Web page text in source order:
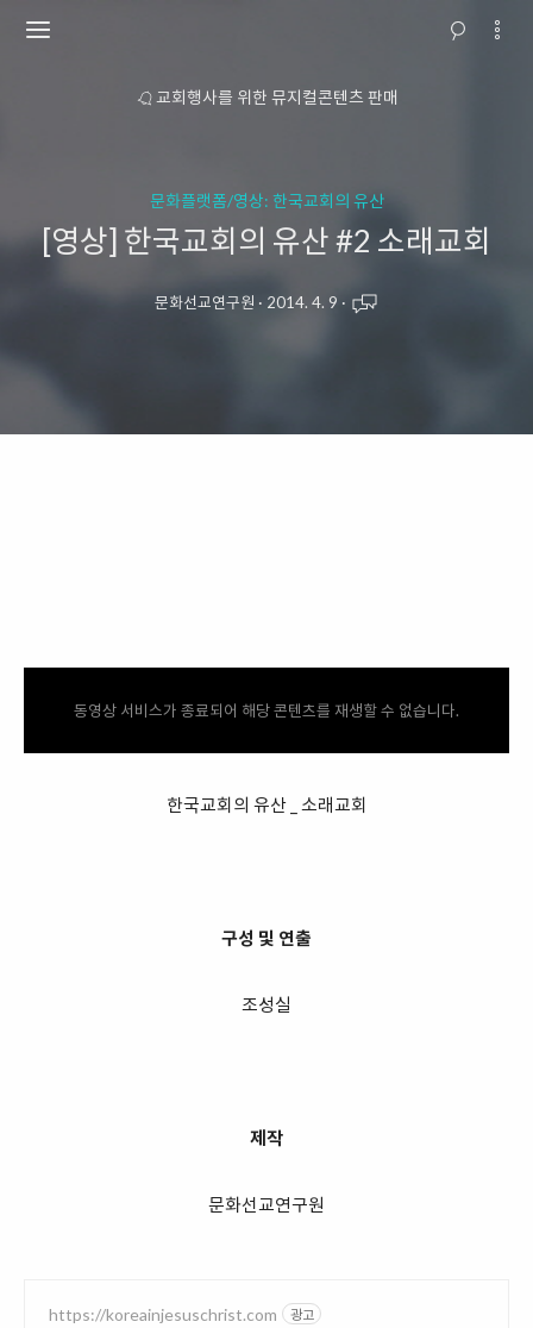
교회행사를 위한 뮤지컬콘텐츠 판매
문화플랫폼/영상: 한국교회의 유산
[영상] 한국교회의 유산 #2 소래교회
문화선교연구원 · 2014. 4. 9 ·
동영상 서비스가 종료되어 해당 콘텐츠를 재생할 수 없습니다.
한국교회의 유산 _ 소래교회
구성 및 연출
조성실
제작
문화선교연구원
https://koreainjesuschrist.com 광고